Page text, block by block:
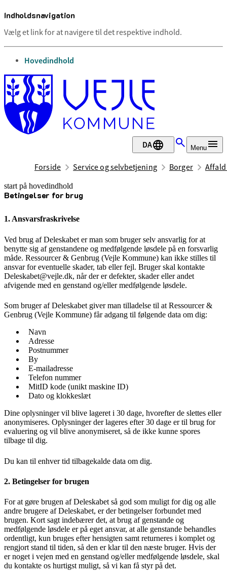
Indholdsnavigation
Vælg et link for at navigere til det respektive indhold.
gå til
Hovedindhold
DA Menu
Forside Service og selvbetjening Borger
start på hovedindhold
Betingelser for brug
senest opdateret 8. maj 2025
1. Ansvarsfraskrivelse
Ved brug af Deleskabet er man som bruger selv ansvarlig for at
benytte sig af genstandene og medfølgende løsdele på en forsvarlig
måde. Ressourcer & Genbrug (Vejle Kommune) kan ikke stilles til
ansvar for eventuelle skader, tab eller fejl. Bruger skal kontakte
Deleskabet@vejle.dk, når der er defekter, skader eller andet
afvigende med en genstand og/eller medfølgende løsdele.
Som bruger af Deleskabet giver man tilladelse til at Ressourcer &
Genbrug (Vejle Kommune) får adgang til følgende data om dig:
Navn
Adresse
Postnummer
By
E-mailadresse
Telefon nummer
MitID kode (unikt maskine ID)
Dato og klokkeslæt
Dine oplysninger vil blive lageret i 30 dage, hvorefter de slettes eller
anonymiseres. Oplysninger der lageres efter 30 dage er til brug for
evaluering og vil blive anonymiseret, så de ikke kunne spores
tilbage til dig.
Du kan til enhver tid tilbagekalde data om dig.
2. Betingelser for brugen
For at gøre brugen af Deleskabet så god som muligt for dig og alle
andre brugere af Deleskabet, er der betingelser forbundet med
brugen. Kort sagt indebærer det, at brug af genstande og
medfølgende løsdele er på eget ansvar, at alle genstande behandles
ordentligt, kun bruges efter hensigten samt returneres i komplet og
rengjort stand til tiden, så den er klar til den næste bruger. Hvis der
er noget i vejen med en genstand og/eller medfølgende løsdele, skal
du kontakte os hurtigst muligt, så vi kan få styr på det.